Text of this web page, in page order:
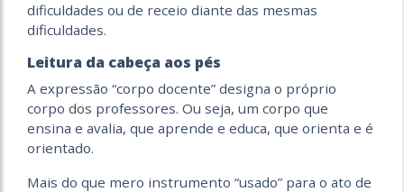
dificuldades ou de receio diante das mesmas
dificuldades.
Leitura da cabeça aos pés
A expressão “corpo docente” designa o próprio
corpo dos professores. Ou seja, um corpo que
ensina e avalia, que aprende e educa, que orienta e é
orientado.
Mais do que mero instrumento “usado” para o ato de